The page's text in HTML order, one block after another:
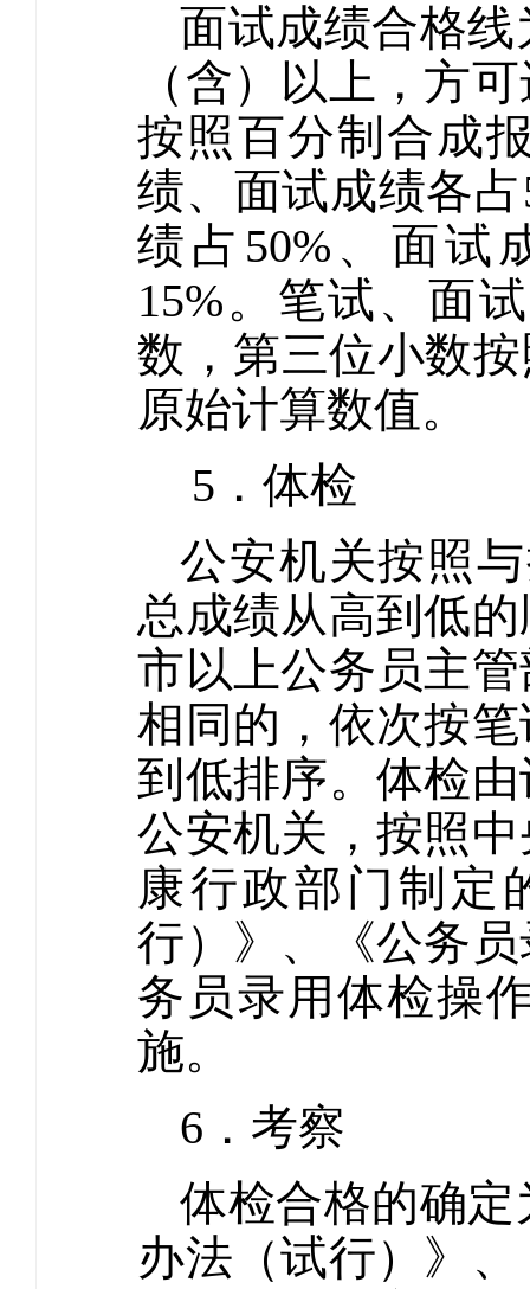
面试成绩合格
（含）以上，方
按照百分制合成
绩、面试成绩各
绩占50%、面试
15%。笔试、面
数，第三位小数
原始计算数值。
5．体检
公安机关按照
总成绩从高到低
市以上公务员主
相同的，依次按
到低排序。体检
公安机关，按照
康行政部门制定
行）》、《公务
务员录用体检操
施。
6．考察
体检合格的确
办法（试行）》